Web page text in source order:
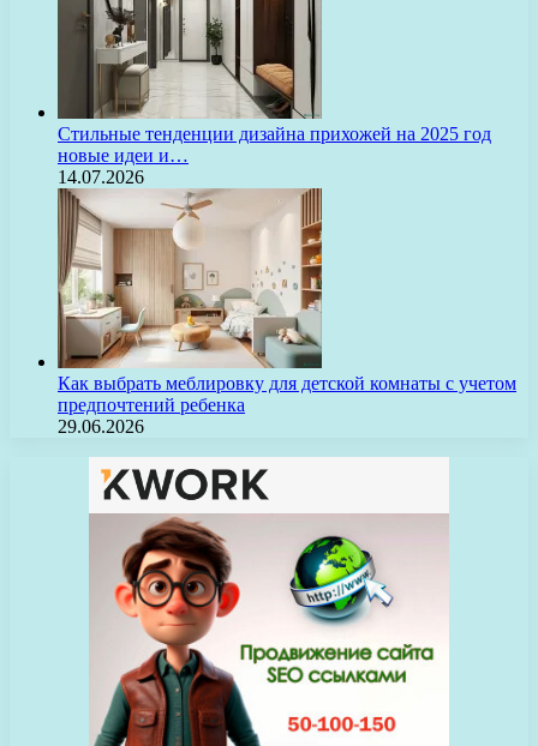
Стильные тенденции дизайна прихожей на 2025 год
новые идеи и…
14.07.2026
Как выбрать меблировку для детской комнаты с учетом
предпочтений ребенка
29.06.2026